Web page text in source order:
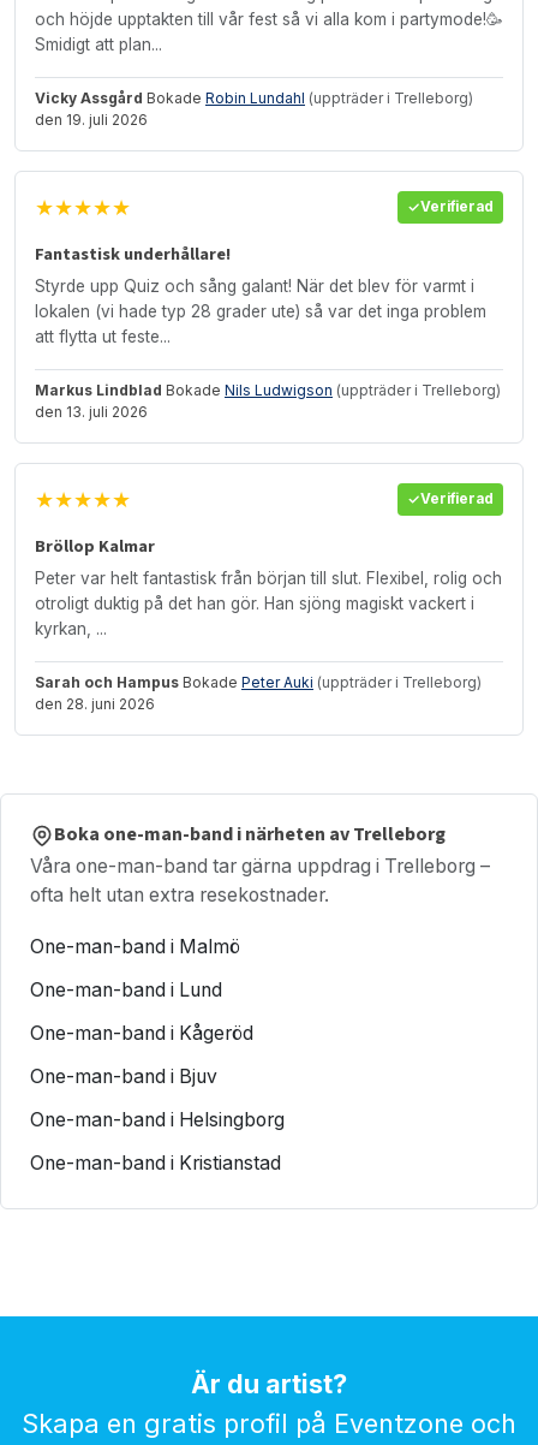
och höjde upptakten till vår fest så vi alla kom i partymode!🥳
Smidigt att plan...
Vicky Assgård Bokade Robin Lundahl (uppträder i Trelleborg)
den 19. juli 2026
★★★★★ Verifierad
Fantastisk underhållare!
Styrde upp Quiz och sång galant! När det blev för varmt i
lokalen (vi hade typ 28 grader ute) så var det inga problem
att flytta ut feste...
Markus Lindblad Bokade Nils Ludwigson (uppträder i Trelleborg)
den 13. juli 2026
★★★★★ Verifierad
Bröllop Kalmar
Peter var helt fantastisk från början till slut. Flexibel, rolig och
otroligt duktig på det han gör. Han sjöng magiskt vackert i
kyrkan, ...
Sarah och Hampus Bokade Peter Auki (uppträder i Trelleborg)
den 28. juni 2026
Boka one-man-band i närheten av Trelleborg
Våra one-man-band tar gärna uppdrag i Trelleborg –
ofta helt utan extra resekostnader.
One-man-band i Malmö
One-man-band i Lund
One-man-band i Kågeröd
One-man-band i Bjuv
One-man-band i Helsingborg
One-man-band i Kristianstad
Är du artist?
Skapa en gratis profil på Eventzone och